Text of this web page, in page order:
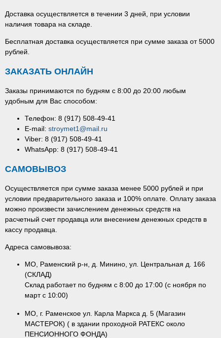
Доставка осуществляется в течении 3 дней, при условии
наличия товара на складе.
Бесплатная доставка осуществляется при сумме заказа от 5000
рублей.
ЗАКАЗАТЬ ОНЛАЙН
Заказы принимаются по будням с 8:00 до 20:00 любым
удобным для Вас способом:
Телефон: 8 (917) 508-49-41
E-mail: stroymet1@mail.ru
Viber: 8 (917) 508-49-41
WhatsApp: 8 (917) 508-49-41
САМОВЫВОЗ
Осуществляется при сумме заказа менее 5000 рублей и при
условии предварительного заказа и 100% оплате. Оплату заказа
можно произвести зачислением денежных средств на
расчетный счет продавца или внесением денежных средств в
кассу продавца.
Адреса самовывоза:
МО, Раменский р-н, д. Минино, ул. Центральная д. 166
(СКЛАД)
Склад работает по будням с 8:00 до 17:00 (с ноября по
март с 10:00)
МО, г. Раменское ул. Карла Маркса д. 5 (Магазин
МАСТЕРОК) ( в здании проходной РАТЕКС около
ПЕНСИОННОГО ФОНДА)